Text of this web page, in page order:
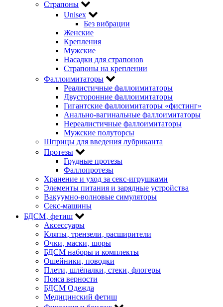
Страпоны
Unisex
Без вибрации
Женские
Крепления
Мужские
Насадки для страпонов
Страпоны на креплении
Фаллоимитаторы
Реалистичные фаллоимитаторы
Двусторонние фаллоимитаторы
Гигантские фаллоимитаторы «фистинг»
Анально-вагинальные фаллоимитаторы
Нереалистичные фаллоимитаторы
Мужские полуторсы
Шприцы для введения лубриканта
Протезы
Грудные протезы
Фаллопротезы
Хранение и уход за секс-игрушками
Элементы питания и зарядные устройства
Вакуумно-волновые симуляторы
Секс-машины
БДСМ‚ фетиш
Аксессуары
Кляпы‚ трензели‚ расширители
Очки‚ маски‚ шоры
БДСМ наборы и комплекты
Ошейники‚ поводки
Плети‚ шлёпалки‚ стеки‚ флогеры
Пояса верности
БДСМ Одежда
Медицинский фетиш